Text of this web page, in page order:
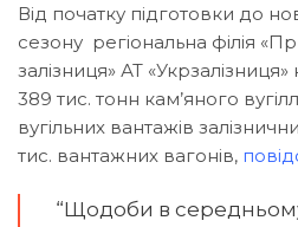
Від початку підготовки до
сезону регіональна філія
залізниця» АТ
389 тис. тонн кам’яного
вугільних вантажів
тис. вантажних вагонів,
“Щодоби в